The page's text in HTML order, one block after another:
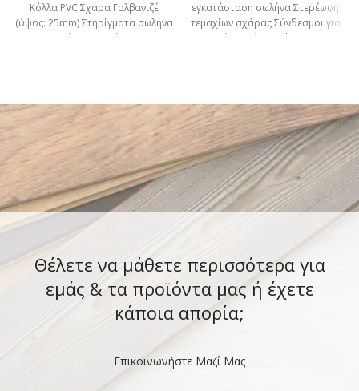
Κόλλα PVC Σχάρα Γαλβανιζέ
(ύψος: 25mm) Στηρίγματα σωλήνα
μονά και διπλά Β.Τ.
εγκατάσταση σωλήνα Στερέωση
τεμαχίων σχάρας Σύνδεσμοι για
κανάλια Πώμα εξόδου για
Θέλετε να μάθετε περισσότερα για
εμάς & τα προϊόντα μας ή έχετε
κάποια απορία;
Επικοινωνήστε Μαζί Μας